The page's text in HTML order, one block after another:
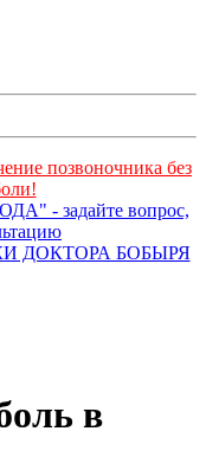
позвоночника без
- задайте вопрос,
ДОКТОРА БОБЫРЯ
в